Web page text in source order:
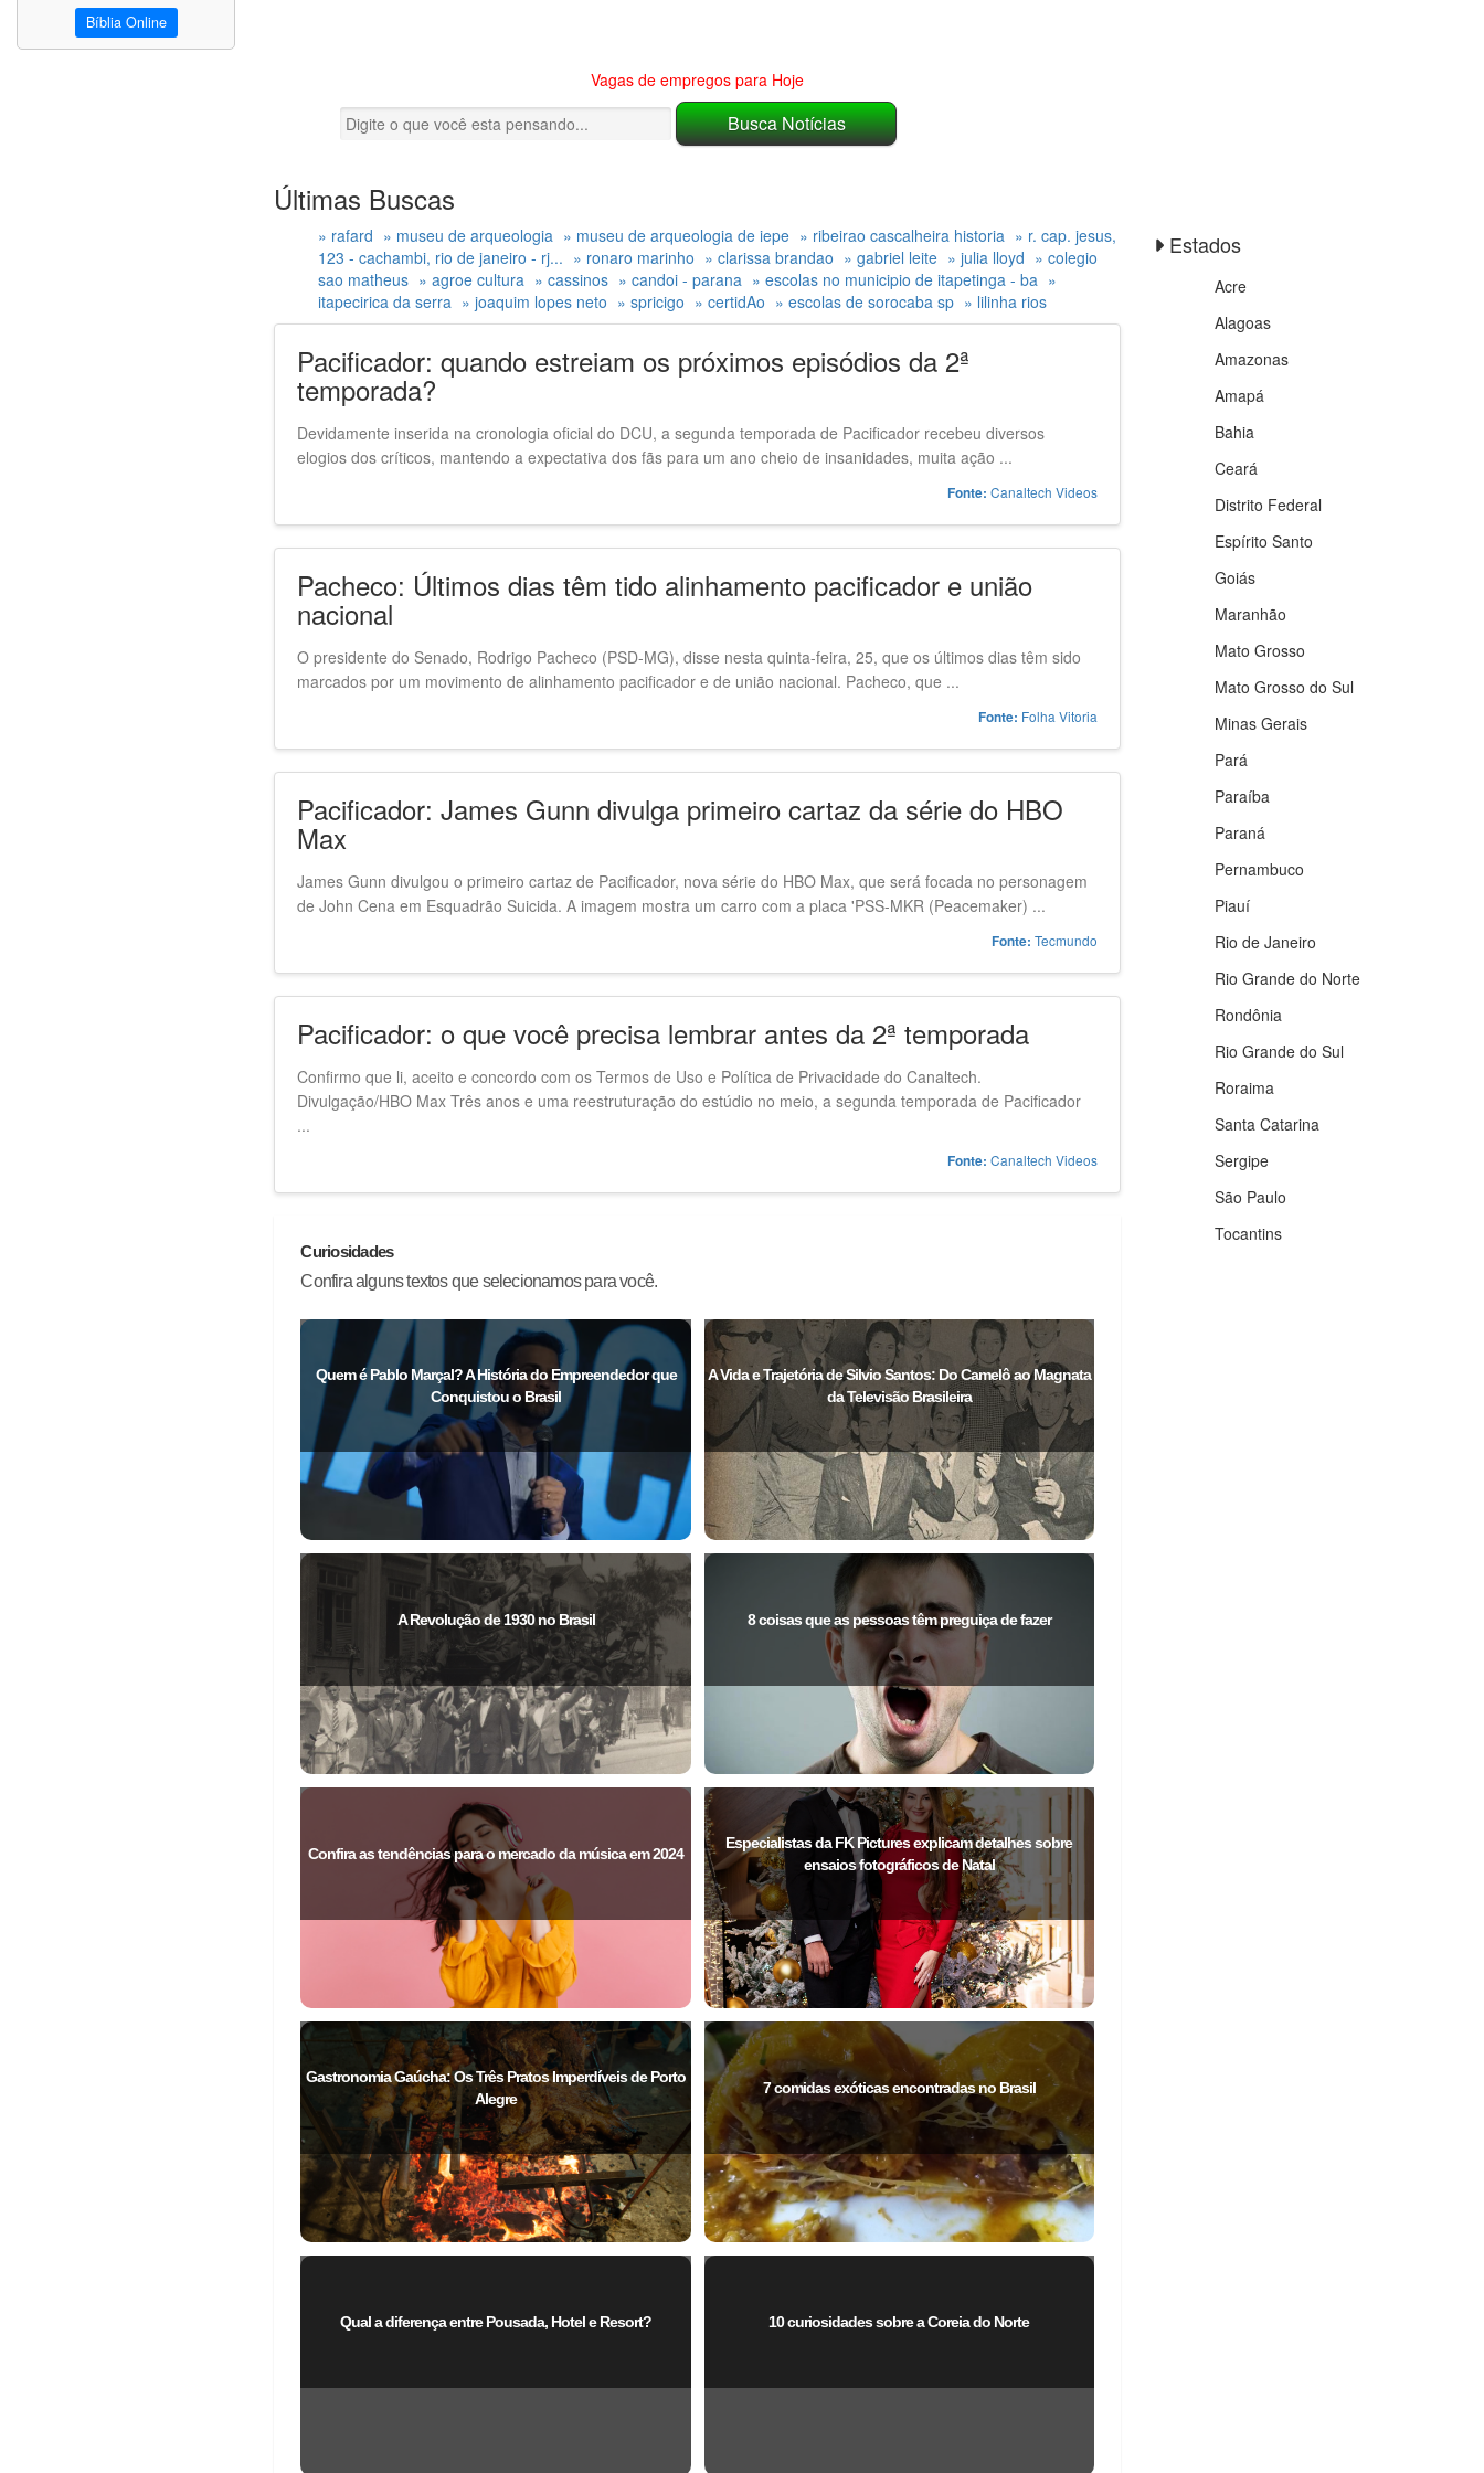
Vagas de empregos para Hoje
Últimas Buscas
» rafard » museu de arqueologia » museu de arqueologia de iepe » ribeirao cascalheira historia » r. cap. jesus,
123 - cachambi, rio de janeiro - rj... » ronaro marinho » clarissa brandao » gabriel leite » julia lloyd » colegio
sao matheus » agroe cultura » cassinos » candoi - parana » escolas no municipio de itapetinga - ba »
itapecirica da serra » joaquim lopes neto » spricigo » certidAo » escolas de sorocaba sp » lilinha rios
Pacificador: quando estreiam os próximos episódios da 2ª
temporada?
Devidamente inserida na cronologia oficial do DCU, a segunda temporada de Pacificador recebeu diversos
elogios dos críticos, mantendo a expectativa dos fãs para um ano cheio de insanidades, muita ação ...
Fonte: Canaltech Videos
Pacheco: Últimos dias têm tido alinhamento pacificador e união
nacional
O presidente do Senado, Rodrigo Pacheco (PSD-MG), disse nesta quinta-feira, 25, que os últimos dias têm sido
marcados por um movimento de alinhamento pacificador e de união nacional. Pacheco, que ...
Fonte: Folha Vitoria
Pacificador: James Gunn divulga primeiro cartaz da série do HBO
Max
James Gunn divulgou o primeiro cartaz de Pacificador, nova série do HBO Max, que será focada no personagem
de John Cena em Esquadrão Suicida. A imagem mostra um carro com a placa 'PSS-MKR (Peacemaker) ...
Fonte: Tecmundo
Pacificador: o que você precisa lembrar antes da 2ª temporada
Confirmo que li, aceito e concordo com os Termos de Uso e Política de Privacidade do Canaltech.
Divulgação/HBO Max Três anos e uma reestruturação do estúdio no meio, a segunda temporada de Pacificador
...
Fonte: Canaltech Videos
Curiosidades
Confira alguns textos que selecionamos para você.
Quem é Pablo Marçal? A História do Empreendedor que
Conquistou o Brasil
A Vida e Trajetória de Silvio Santos: Do Camelô ao Magnata
da Televisão Brasileira
A Revolução de 1930 no Brasil 8 coisas que as pessoas têm preguiça de fazer
Confira as tendências para o mercado da música em 2024
Especialistas da FK Pictures explicam detalhes sobre
ensaios fotográficos de Natal
Gastronomia Gaúcha: Os Três Pratos Imperdíveis de Porto
Alegre
7 comidas exóticas encontradas no Brasil
Qual a diferença entre Pousada, Hotel e Resort? 10 curiosidades sobre a Coreia do Norte
Bíblia Online
Estados
Acre
Alagoas
Amazonas
Amapá
Bahia
Ceará
Distrito Federal
Espírito Santo
Goiás
Maranhão
Mato Grosso
Mato Grosso do Sul
Minas Gerais
Pará
Paraíba
Paraná
Pernambuco
Piauí
Rio de Janeiro
Rio Grande do Norte
Rondônia
Rio Grande do Sul
Roraima
Santa Catarina
Sergipe
São Paulo
Tocantins